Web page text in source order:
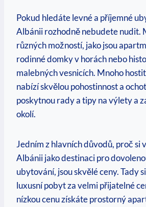
Pokud hledáte levné a příjemné⁣
Albánii rozhodně nebudete nudit.
⁣různých možností,​ jako jsou
rodinné domky⁤ v horách nebo
malebných vesnicích. Mnoho
nabízí skvělou pohostinnost a
poskytnou⁢ rady a tipy na výlety a
okolí.
Jedním z hlavních důvodů,⁣ proč si
Albánii‌ jako destinaci pro
ubytování, jsou skvělé ceny. Tady
luxusní pobyt za velmi přijatelné
nízkou cenu⁤ získáte⁣ prostorný